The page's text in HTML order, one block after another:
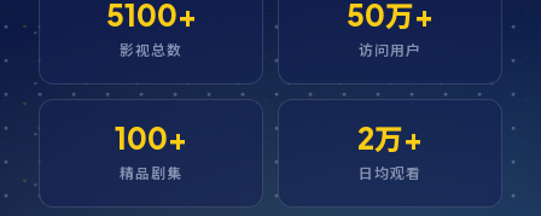
5100+
影视总数
50万+
访问用户
100+
精品剧集
2万+
日均观看